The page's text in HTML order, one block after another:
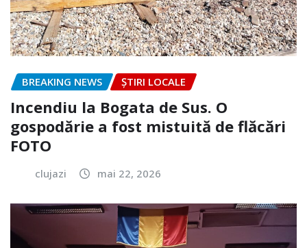
BREAKING NEWS ȘTIRI LOCALE
Incendiu la Bogata de Sus. O
gospodărie a fost mistuită de flăcări
FOTO
clujazi mai 22, 2026